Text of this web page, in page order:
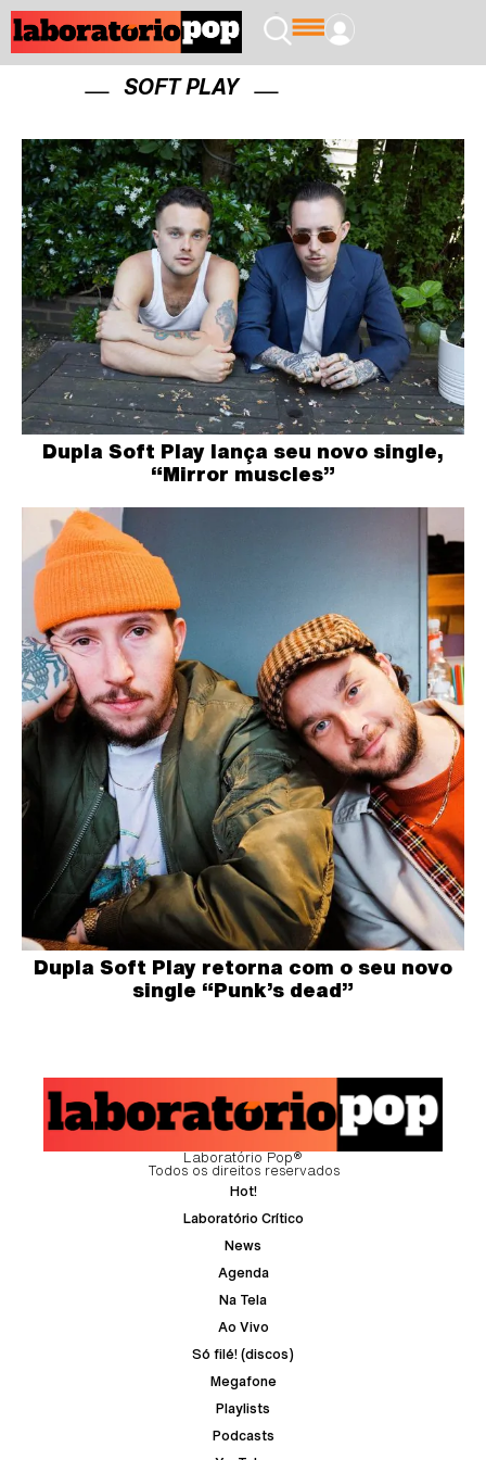
SOFT PLAY
Dupla Soft Play lança seu novo single,
“Mirror muscles”
Dupla Soft Play retorna com o seu novo
single “Punk’s dead”
Laboratório Pop®
Todos os direitos reservados
Hot!
Laboratório Crítico
News
Agenda
Na Tela
Ao Vivo
Só filé! (discos)
Megafone
Playlists
Podcasts